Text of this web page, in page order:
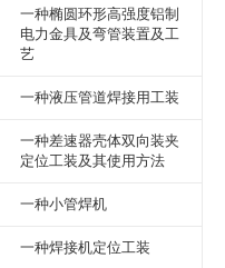
一种椭圆环形高强度铝制
电力金具及弯管装置及工
艺
一种液压管道焊接用工装
一种差速器壳体双向装夹
定位工装及其使用方法
一种小管焊机
一种焊接机定位工装